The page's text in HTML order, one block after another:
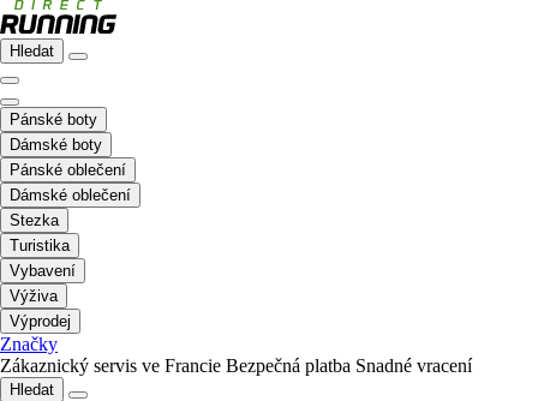
Hledat
Pánské boty
Dámské boty
Pánské oblečení
Dámské oblečení
Stezka
Turistika
Vybavení
Výživa
Výprodej
Značky
Zákaznický servis ve Francie Bezpečná platba Snadné vracení
Hledat